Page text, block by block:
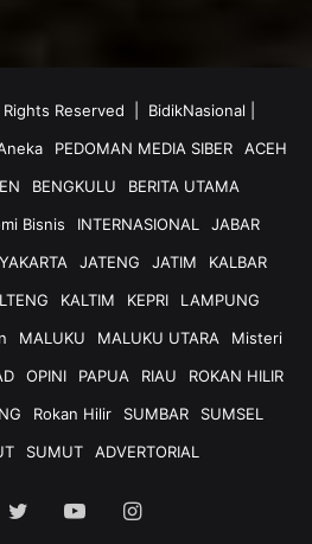
Reserved | BidikNasional
PEDOMAN MEDIA SIBER
ACEH
BENGKULU
BERITA UTAMA
Bisnis INTERNASIONAL
JABAR
JATENG JATIM
KALBAR
KALTIM KEPRI
LAMPUNG
MALUKU MALUKU UTARA
Misteri
OPINI PAPUA RIAU
ROKAN HILIR
Rokan Hilir SUMBAR
SUMSEL
SUMUT ADVERTORIAL
Twitter YouTubeInstagram